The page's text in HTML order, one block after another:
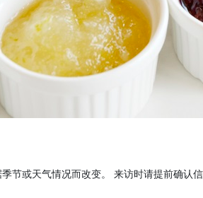
节或天气情况而改变。 来访时请提前确认信